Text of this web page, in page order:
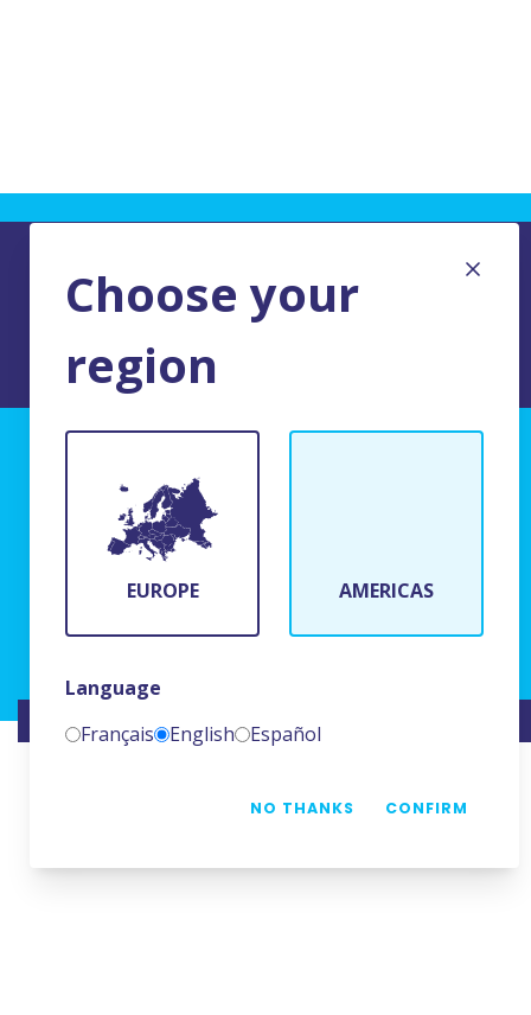
Choose your
region
EUROPE AMERICAS
Language
Français
English Español
NO THANKS CONFIRM
BFR Systems
24 rue du Bois Chaland
91090 Lisses, France
WEBSITE CREATED BY